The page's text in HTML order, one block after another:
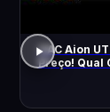
GAC Aion
Preço! Qual